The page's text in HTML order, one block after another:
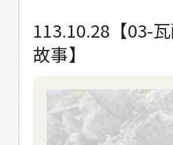
去是兩人一組，將芋頭放
使芋頭在籃中滾動以摩擦
後，就可以收存享用。 【絕對是不容易的工
作】 長者說，烘烤芋頭以前是屬於男生的工
作，非常繁重又需要長時
是被烘烤成芋頭乾（aradj
還可以進一步打成芋頭粉
富（cinavu）」、用豬肉
的「伊那逼郎（
成粥；或是跟高麗菜一起
113.10.28【03-
故事】